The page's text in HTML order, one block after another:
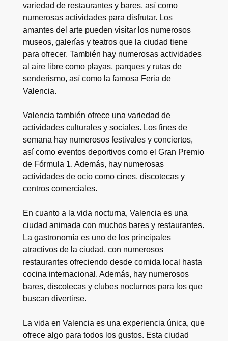
variedad de restaurantes y bares, así como
numerosas actividades para disfrutar. Los
amantes del arte pueden visitar los numerosos
museos, galerías y teatros que la ciudad tiene
para ofrecer. También hay numerosas actividades
al aire libre como playas, parques y rutas de
senderismo, así como la famosa Feria de
Valencia.
Valencia también ofrece una variedad de
actividades culturales y sociales. Los fines de
semana hay numerosos festivales y conciertos,
así como eventos deportivos como el Gran Premio
de Fórmula 1. Además, hay numerosas
actividades de ocio como cines, discotecas y
centros comerciales.
En cuanto a la vida nocturna, Valencia es una
ciudad animada con muchos bares y restaurantes.
La gastronomía es uno de los principales
atractivos de la ciudad, con numerosos
restaurantes ofreciendo desde comida local hasta
cocina internacional. Además, hay numerosos
bares, discotecas y clubes nocturnos para los que
buscan divertirse.
La vida en Valencia es una experiencia única, que
ofrece algo para todos los gustos. Esta ciudad